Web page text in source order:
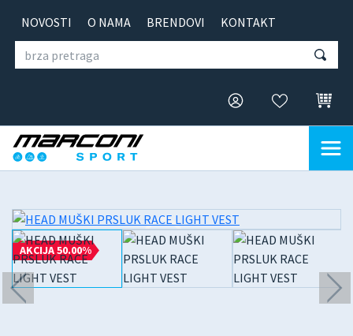
NOVOSTI O NAMA BRENDOVI KONTAKT
AKCIJA 50.00%